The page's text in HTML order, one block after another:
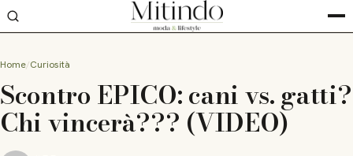
Home Curiosità
Scontro EPICO: cani vs. gatti?
Chi vincerà??? (VIDEO)